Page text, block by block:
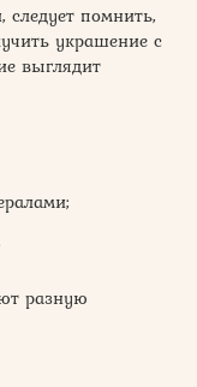
помнить,
украшение с
выглядит
разную